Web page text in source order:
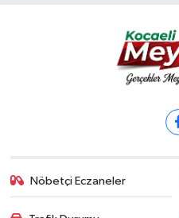
Nöbetçi Eczaneler